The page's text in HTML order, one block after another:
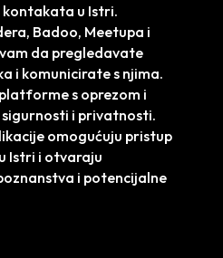
kontakata u Istri.
Badoo, Meetupa i
da pregledavate
i komunicirate s njima.
s oprezom i
i privatnosti.
omogućuju pristup
Istri i otvaraju
i potencijalne